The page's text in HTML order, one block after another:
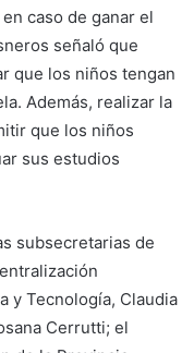
caso de ganar el
señaló que
que los niños tengan
Además, realizar la
que los niños
sus estudios
subsecretarias de
y Tecnología, Claudia
Cerrutti; el